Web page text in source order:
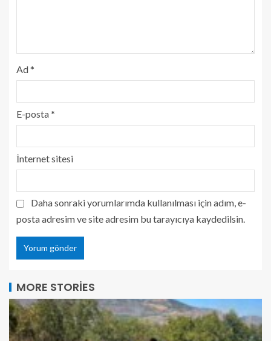
Ad*
E-posta*
İnternet sitesi
Daha sonraki yorumlarımda kullanılması için adım, e-
posta adresim ve site adresim bu tarayıcıya kaydedilsin.
MORE STORIES